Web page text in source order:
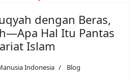
dengan Beras,
Hal Itu Pantas
Islam
Indonesia
Blog